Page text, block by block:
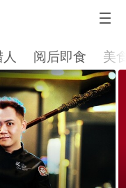
阅后即食 美
数量或为历史